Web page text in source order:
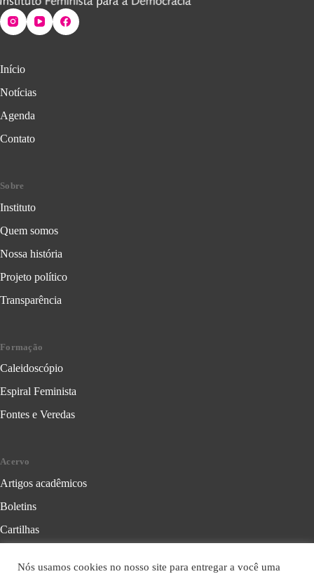
Início
Notícias
Agenda
Contato
Sobre
Instituto
Quem somos
Nossa história
Projeto político
Transparência
Formação
Caleidoscópio
Espiral Feminista
Fontes e Veredas
Acervo
Artigos acadêmicos
Boletins
Cartilhas
Nós usamos cookies no nosso site para entregar a você uma